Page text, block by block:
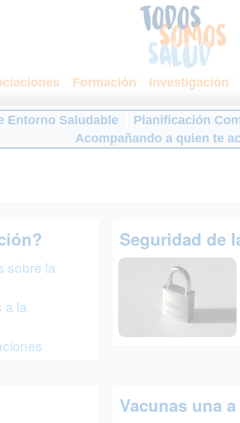
Formación Investigación
Entorno Saludable Planificación
Acompañando a quien te
sobre la
a la
Seguridad de
Vacunas una